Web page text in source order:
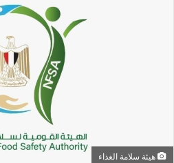
هيئة سلامة الغذاء